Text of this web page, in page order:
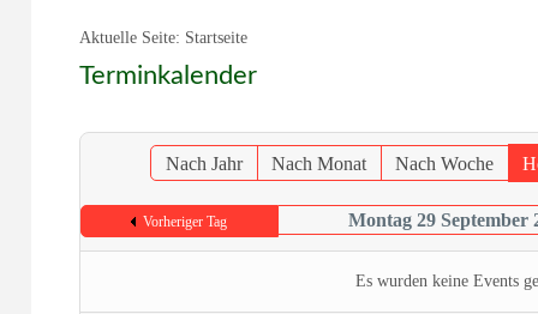
Aktuelle Seite: Startseite
Terminkalender
Nach Jahr Nach Monat Nach Woche
Vorheriger Tag Montag 29 September
Es wurden keine Events